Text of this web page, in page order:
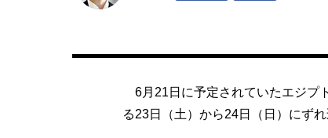
6月21日に予定されていたエジプ
る23日（土）から24日（日）にず